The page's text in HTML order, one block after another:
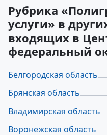
Рубрика
услуги» в
входящих в
федеральный
Белгородская область
Брянская область
Владимирская область
Воронежская область